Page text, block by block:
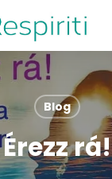
Blog
Érezz rá!